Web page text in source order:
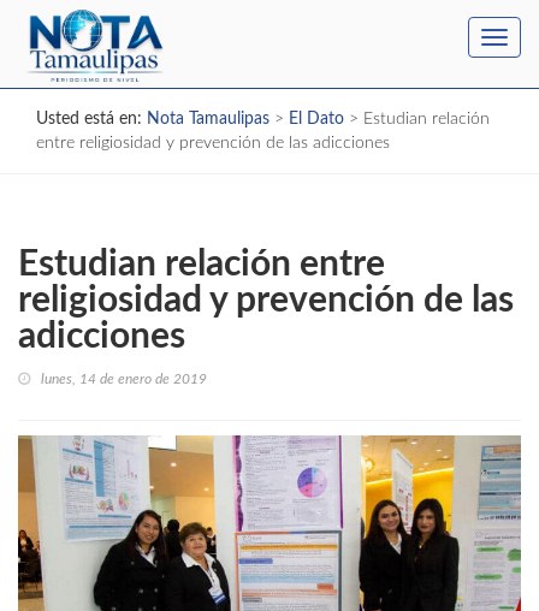
Usted está en: Nota Tamaulipas > El Dato > Estudian relación
entre religiosidad y prevención de las adicciones
Estudian relación entre
religiosidad y prevención de las
adicciones
lunes, 14 de enero de 2019